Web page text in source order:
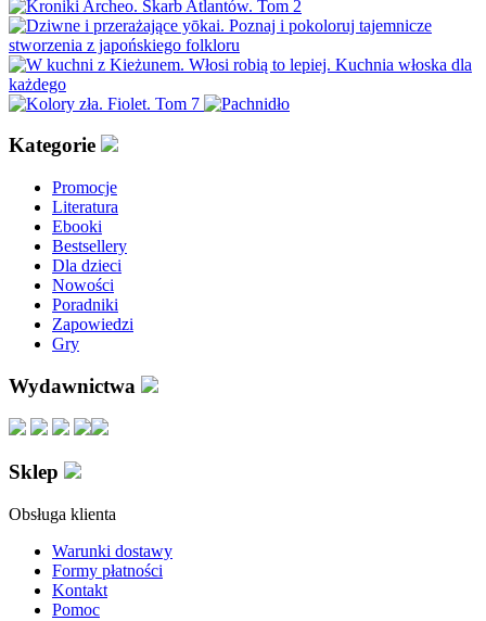
Kategorie
Promocje
Literatura
Ebooki
Bestsellery
Dla dzieci
Nowości
Poradniki
Zapowiedzi
Gry
Wydawnictwa
Sklep
Obsługa klienta
Warunki dostawy
Formy płatności
Kontakt
Pomoc